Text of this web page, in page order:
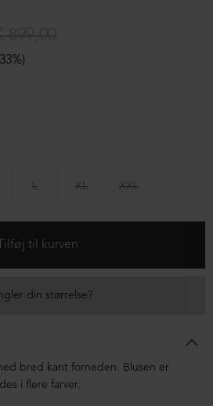
L XL XXL
din størrelse?
bred kant forneden. Blusen er
i flere farver.